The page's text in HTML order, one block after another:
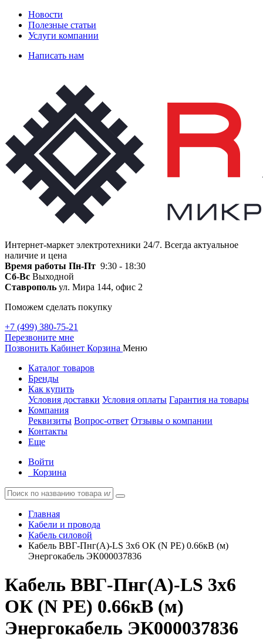
Новости
Полезные статьи
Услуги компании
Написать нам
Интернет-маркет электротехники 24/7. Всегда актуальное
наличие и цена
Время работы Пн-Пт 9:30 - 18:30
Сб-Вс Выходной
Ставрополь ул. Мира 144, офис 2
Поможем сделать покупку
+7 (499) 380-75-21
Перезвоните мне
Позвонить Кабинет Корзина Меню
Каталог товаров
Бренды
Как купить
Условия доставки Условия оплаты Гарантия на товары
Компания
Реквизиты Вопрос-ответ Отзывы о компании
Контакты
Еще
Войти
Корзина
Главная
Кабели и провода
Кабель силовой
Кабель ВВГ-Пнг(А)-LS 3х6 ОК (N PE) 0.66кВ (м)
Энергокабель ЭК000037836
Кабель ВВГ-Пнг(А)-LS 3х6
ОК (N PE) 0.66кВ (м)
Энергокабель ЭК000037836